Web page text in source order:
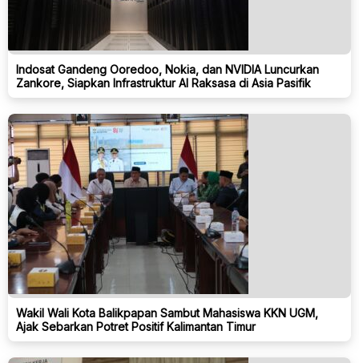
Indosat Gandeng Ooredoo, Nokia, dan NVIDIA Luncurkan
Zankore, Siapkan Infrastruktur AI Raksasa di Asia Pasifik
Wakil Wali Kota Balikpapan Sambut Mahasiswa KKN UGM,
Ajak Sebarkan Potret Positif Kalimantan Timur